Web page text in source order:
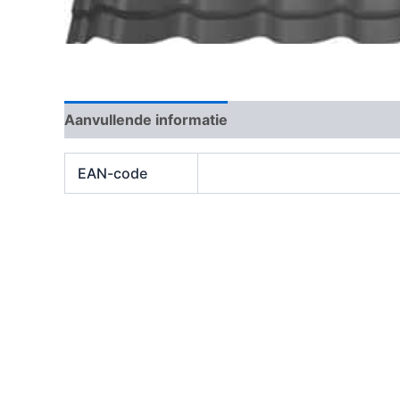
Aanvullende informatie
EAN-code